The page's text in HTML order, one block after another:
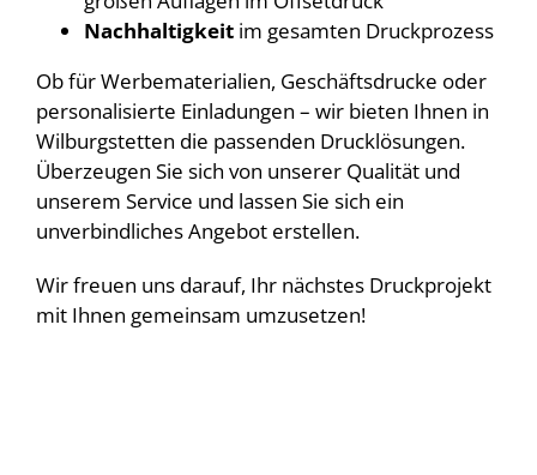
Nachhaltigkeitim gesamten Druckprozess
Ob für Werbematerialien, Geschäftsdrucke oder
personalisierte Einladungen – wir bieten Ihnen in
Wilburgstetten die passenden Drucklösungen.
Überzeugen Sie sich von unserer Qualität und
unserem Service und lassen Sie sich ein
unverbindliches Angebot erstellen.
Wir freuen uns darauf, Ihr nächstes Druckprojekt
mit Ihnen gemeinsam umzusetzen!